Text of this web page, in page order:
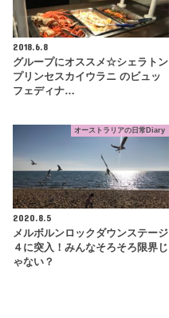
2018.6.8
グループにオススメ☆シェラトン
プリンセスカイウラニ のビュッ
フェディナ…
オーストラリアの日常Diary
2020.8.5
メルボルンロックダウンステージ
４に突入！みんなそろそろ限界じ
ゃない？